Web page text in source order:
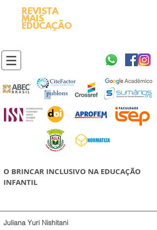
REVISTA
MAIS
EDUCAÇÃO
O BRINCAR INCLUSIVO NA EDUCAÇÃO
INFANTIL
Juliana Yuri Nishitani